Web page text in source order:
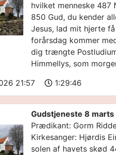
hvilket menneske 487
850 Gud, du kender
Jesus, lad mit hjerte
forårsdag kommer
dig trængte
Himmellys, som
21:57 1:29:46
Gudstjeneste 8
Prædikant: Gorm
Kirkesanger: Hjørdis
solen af havets skød